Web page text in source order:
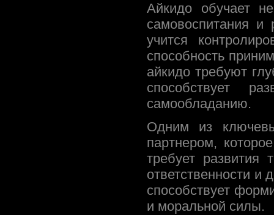
Айкидо обучает
самовоспитания и
учится
способность
айкидо требуют
способствует
самообладанию.
Одним из
партнером,
требует развития
ответственности и
способствует
и моральной силы.